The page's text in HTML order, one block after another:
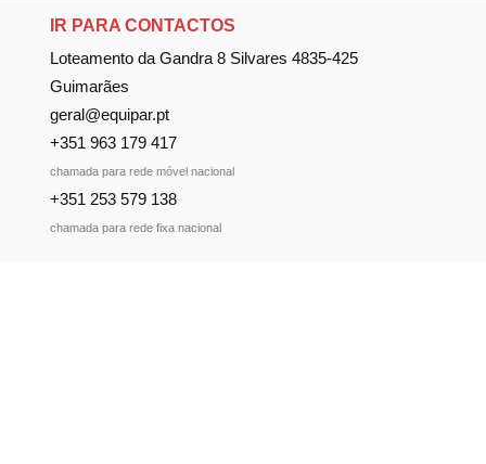
IR PARA CONTACTOS
Loteamento da Gandra 8 Silvares 4835-425
Guimarães
geral@equipar.pt
+351 963 179 417
chamada para rede móvel nacional
+351 253 579 138
chamada para rede fixa nacional